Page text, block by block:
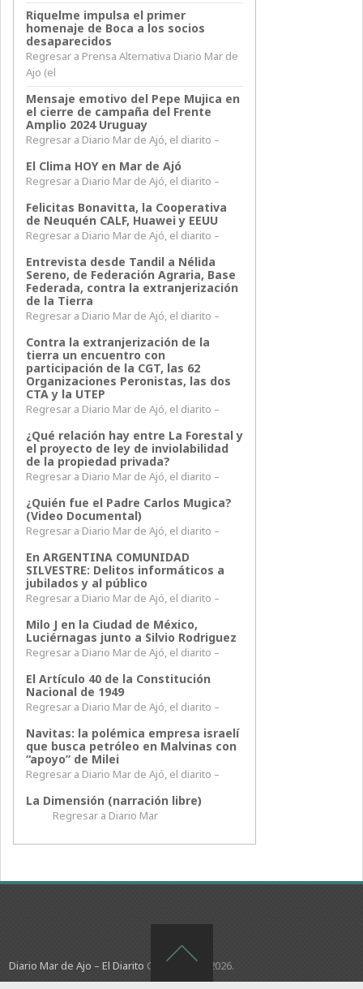
Riquelme impulsa el primer
homenaje de Boca a los socios
desaparecidos
Regresar a Prensa Alternativa Diario Mar de
Ajo (el
Mensaje emotivo del Pepe Mujica en
el cierre de campaña del Frente
Amplio 2024 Uruguay
Regresar a Diario Mar de Ajó, el diarito –
El Clima HOY en Mar de Ajó
Regresar a Diario Mar de Ajó, el diarito –
Felicitas Bonavitta, la Cooperativa
de Neuquén CALF, Huawei y EEUU
Regresar a Diario Mar de Ajó, el diarito –
Entrevista desde Tandil a Nélida
Sereno, de Federación Agraria, Base
Federada, contra la extranjerización
de la Tierra
Regresar a Diario Mar de Ajó, el diarito –
Contra la extranjerización de la
tierra un encuentro con
participación de la CGT, las 62
Organizaciones Peronistas, las dos
CTA y la UTEP
Regresar a Diario Mar de Ajó, el diarito –
¿Qué relación hay entre La Forestal y
el proyecto de ley de inviolabilidad
de la propiedad privada?
Regresar a Diario Mar de Ajó, el diarito –
¿Quién fue el Padre Carlos Mugica?
(Video Documental)
Regresar a Diario Mar de Ajó, el diarito –
En ARGENTINA COMUNIDAD
SILVESTRE: Delitos informáticos a
jubilados y al público
Regresar a Diario Mar de Ajó, el diarito –
Milo J en la Ciudad de México,
Luciérnagas junto a Silvio Rodriguez
Regresar a Diario Mar de Ajó, el diarito –
El Artículo 40 de la Constitución
Nacional de 1949
Regresar a Diario Mar de Ajó, el diarito –
Navitas: la polémica empresa israelí
que busca petróleo en Malvinas con
“apoyo” de Milei
Regresar a Diario Mar de Ajó, el diarito –
La Dimensión (narración libre)
Regresar a Diario Mar
Diario Mar de Ajo – El Diarito Copyright © 2026.